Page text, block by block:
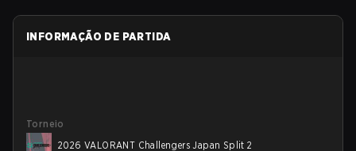
INFORMAÇÃO DE PARTIDA
Torneio
2026 VALORANT Challengers Japan Split 2